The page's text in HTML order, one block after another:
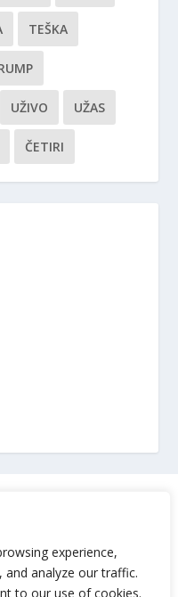
experience,
and analyze our traffic.
to our use of cookies.
TEŠKA
UŽIVO UŽAS
ČETIRI